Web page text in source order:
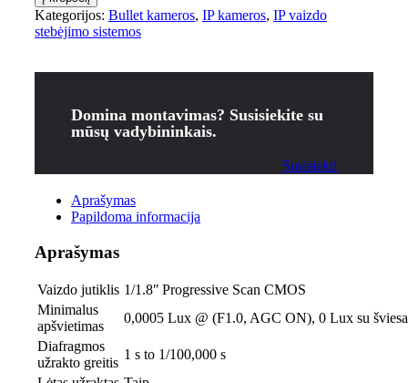
Kategorijos: Bullet kameros, IP kameros, IP vaizdo
stebėjimo sistemos
Domina montavimas? Susisiekite su
mūsų vadybininkais.
Susisiekti
Aprašymas
Papildoma informacija
Aprašymas
Vaizdo jutiklis 1/1.8ʺ Progressive Scan CMOS
Minimalus
apšvietimas
0,0005 Lux @ (F1.0, AGC ON), 0 Lux su šviesa
Diafragmos
užrakto greitis
1 s to 1/100,000 s